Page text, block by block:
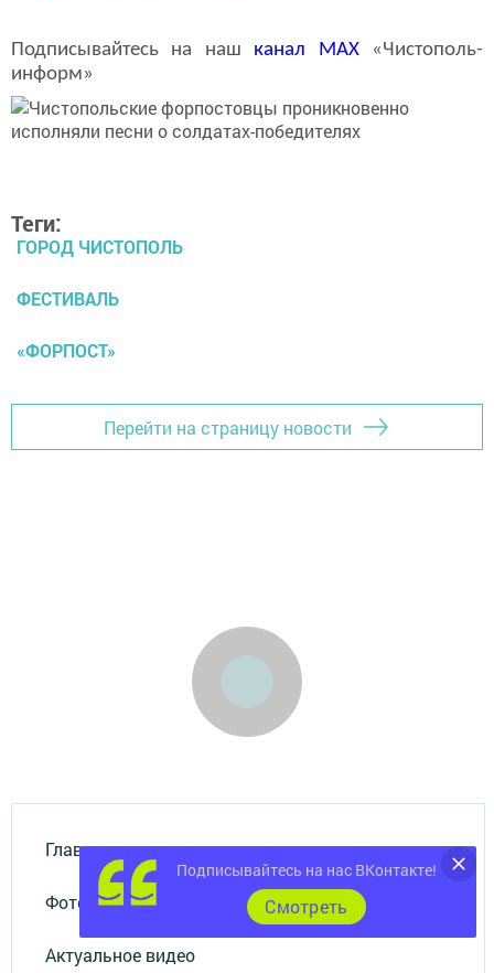
Подписывайтесь на наш канал MAX«Чистополь-
информ»
Теги:
ГОРОД ЧИСТОПОЛЬ
ФЕСТИВАЛЬ
«ФОРПОСТ»
Перейти на страницу новости
Главная
Фотогалереи
Актуальное видео
Подписывайтесь на нас ВКонтакте!
Cмотреть